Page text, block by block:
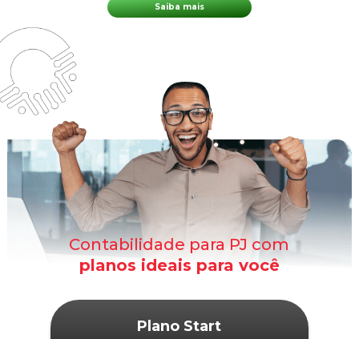
Saiba mais
Contabilidade para PJ com
planos ideais para você
Plano Start